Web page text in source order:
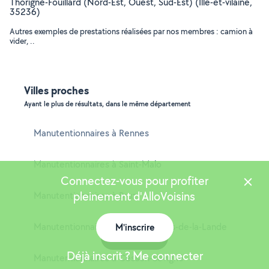
35236)
Autres exemples de prestations réalisées par nos membres : camion à
vider, ..
Villes proches
Ayant le plus de résultats, dans le même département
Manutentionnaires à Rennes
Manutentionnaires à Saint-Malo
Manutentionnaires à Bruz
Manutentionnaires à Saint-Jacques-de-la-Lande
Manutentionnaires à Cesson-Sévigné
Connectez-vous pour profiter
pleinement d'AlloVoisins
M'inscrire
Déjà inscrit ? Me connecter